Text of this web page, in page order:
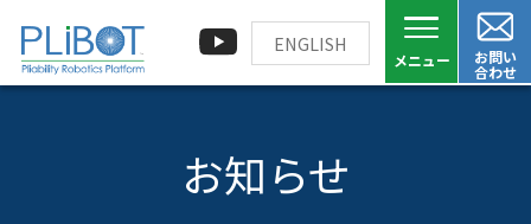
お問い
合わせ
ENGLISH
お知らせ